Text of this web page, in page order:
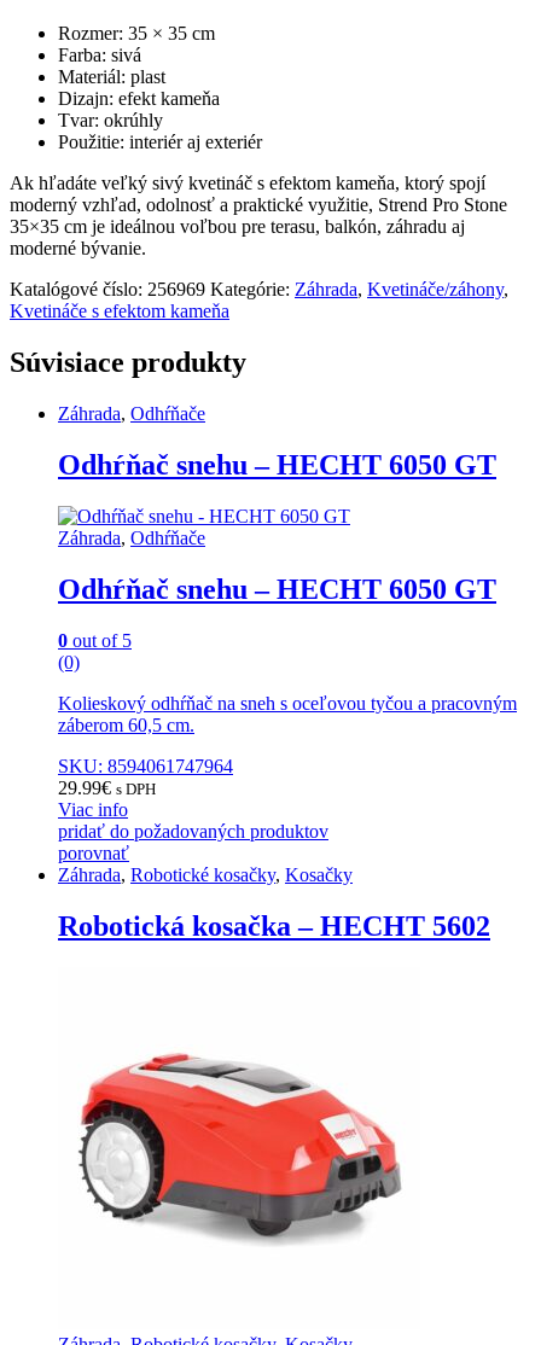
Rozmer: 35 × 35 cm
Farba: sivá
Materiál: plast
Dizajn: efekt kameňa
Tvar: okrúhly
Použitie: interiér aj exteriér
Ak hľadáte veľký sivý kvetináč s efektom kameňa, ktorý spojí
moderný vzhľad, odolnosť a praktické využitie, Strend Pro Stone
35×35 cm je ideálnou voľbou pre terasu, balkón, záhradu aj
moderné bývanie.
Katalógové číslo: 256969 Kategórie: Záhrada, Kvetináče/záhony,
Kvetináče s efektom kameňa
Súvisiace produkty
Záhrada, Odhŕňače
Odhŕňač snehu – HECHT 6050 GT
Záhrada, Odhŕňače
Odhŕňač snehu – HECHT 6050 GT
0 out of 5
(0)
Kolieskový odhŕňač na sneh s oceľovou tyčou a pracovným
záberom 60,5 cm.
SKU: 8594061747964
29.99€ s DPH
Viac info
pridať do požadovaných produktov
porovnať
Záhrada, Robotické kosačky, Kosačky
Robotická kosačka – HECHT 5602